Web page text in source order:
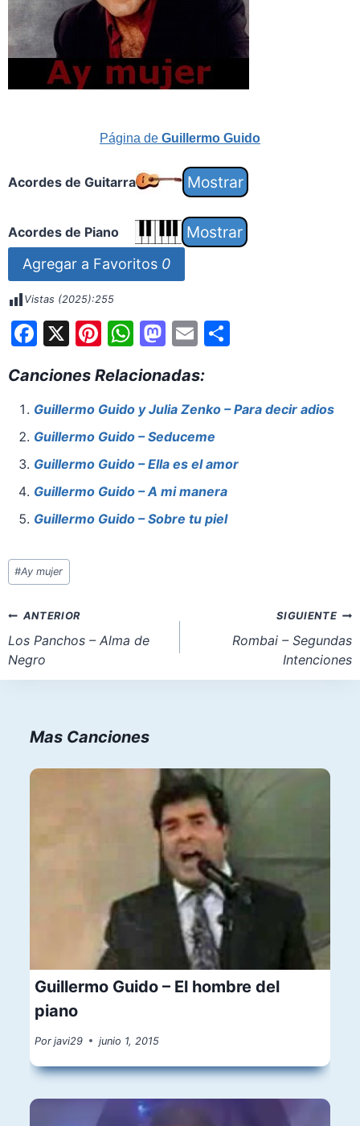
Página de Guillermo Guido
Acordes de Guitarra
Acordes de Piano
Agregar a Favoritos 0
Vistas (2025):255
F
c
e
b
o
o
k
X Pi
er
e
st
W
at
s
A
p
p
M
st
o
d
o
n
E
ai
l
S
e
Canciones Relacionadas:
Guillermo Guido y Julia Zenko – Para decir adios
Guillermo Guido – Seduceme
Guillermo Guido – Ella es el amor
Guillermo Guido – A mi manera
Guillermo Guido – Sobre tu piel
Etiquetas
de
entrada:
#Ay mujer
Navegación
de
entradas
ANTERIOR
Los Panchos – Alma de
Negro
SIGUIENTE
Rombai – Segundas
Intenciones
Mas Canciones
Guillermo Guido – El hombre del
piano
Por javi29 junio 1, 2015